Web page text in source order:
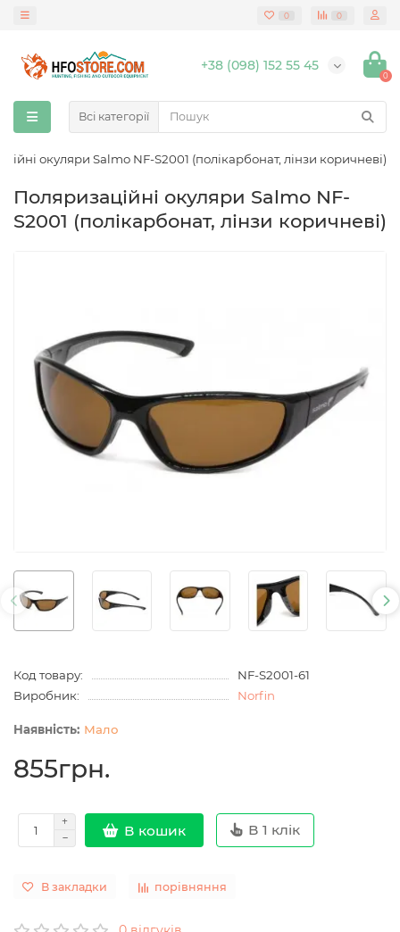
0 0
+38 (098) 152 55 45
0
Всі категорії
окуляри Salmo NF-S2001 (полікарбонат, лінзи коричневі)
Поляризаційні окуляри Salmo NF-
S2001 (полікарбонат, лінзи коричневі)
Код товару:
NF-S2001-61
Виробник:
Norfin
Мало
855грн.
В кошик В 1 клік
В закладки порівняння